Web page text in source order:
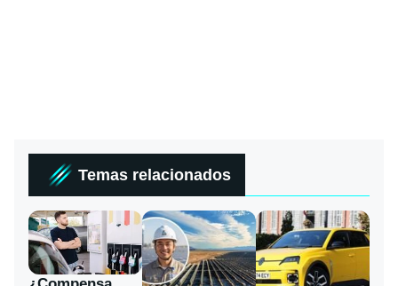
Temas relacionados